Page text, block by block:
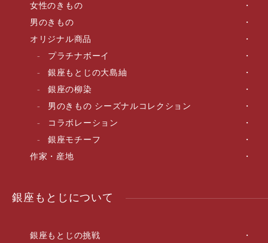
女性のきもの
男のきもの
オリジナル商品
プラチナボーイ
銀座もとじの大島紬
銀座の柳染
男のきもの シーズナルコレクション
コラボレーション
銀座モチーフ
作家・産地
銀座もとじについて
銀座もとじの挑戦